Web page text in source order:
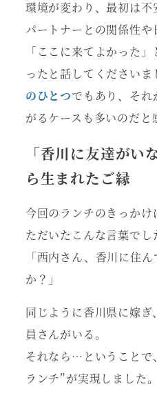
環境が変わり、最初は不
パートナーとの関係性や
「ここに来てよかった
ったと話してくださいま
のひとつでもあり、そ
がるケースも多いのだと
「香川に友達がい
ら生まれたご縁
今回のランチのきっか
ただいたこんな言葉でし
「西内さん、香川に住
か？」
同じように香川県に嫁
員さんがいる。
それなら…ということで
ランチ”が実現しました。